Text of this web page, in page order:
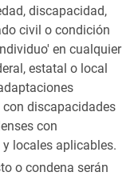
discapacidad,
civil o condición
en cualquier
estatal o local
discapacidades
con
locales aplicables.
o condena serán